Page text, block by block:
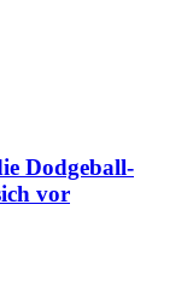
Dodgeball-
vor